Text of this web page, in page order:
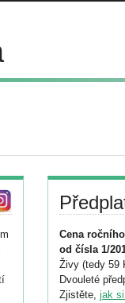
Cena
od čísla 1/
Živy (tedy 59
Dvouleté
Zjistěte, jak